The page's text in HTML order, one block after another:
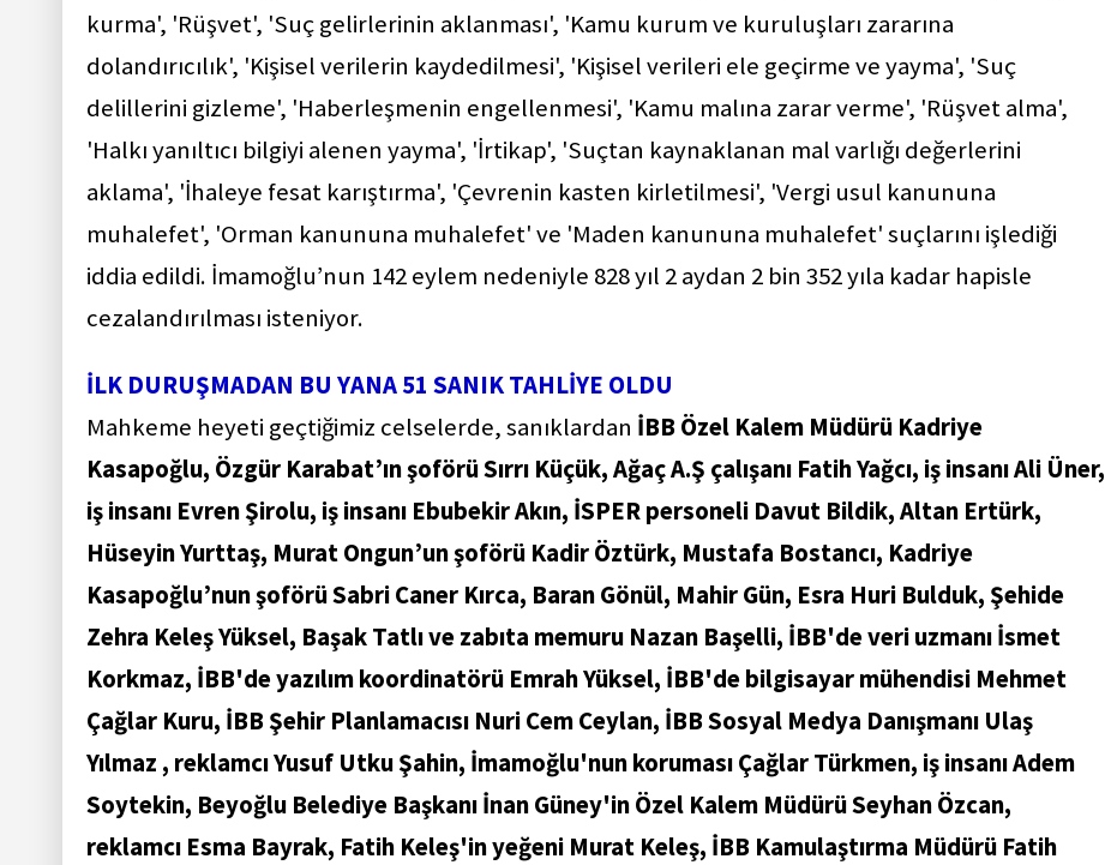
kurma', 'Rüşvet', 'Suç gelirlerinin aklanması', 'Kamu kurum ve kuruluşları zararına
dolandırıcılık', 'Kişisel verilerin kaydedilmesi', 'Kişisel verileri ele geçirme ve yayma', 'Suç
delillerini gizleme', 'Haberleşmenin engellenmesi', 'Kamu malına zarar verme', 'Rüşvet alma',
'Halkı yanıltıcı bilgiyi alenen yayma', 'İrtikap', 'Suçtan kaynaklanan mal varlığı değerlerini
aklama', 'İhaleye fesat karıştırma', 'Çevrenin kasten kirletilmesi', 'Vergi usul kanununa
muhalefet', 'Orman kanununa muhalefet' ve 'Maden kanununa muhalefet' suçlarını işlediği
iddia edildi. İmamoğlu’nun 142 eylem nedeniyle 828 yıl 2 aydan 2 bin 352 yıla kadar hapisle
cezalandırılması isteniyor.
İLK DURUŞMADAN BU YANA 51 SANIK TAHLİYE OLDU
Mahkeme heyeti geçtiğimiz celselerde, sanıklardan İBB Özel Kalem Müdürü Kadriye
Kasapoğlu, Özgür Karabat’ın şoförü Sırrı Küçük, Ağaç A.Ş çalışanı Fatih Yağcı, iş insanı Ali Üner,
iş insanı Evren Şirolu, iş insanı Ebubekir Akın, İSPER personeli Davut Bildik, Altan Ertürk,
Hüseyin Yurttaş, Murat Ongun’un şoförü Kadir Öztürk, Mustafa Bostancı, Kadriye
Kasapoğlu’nun şoförü Sabri Caner Kırca, Baran Gönül, Mahir Gün, Esra Huri Bulduk, Şehide
Zehra Keleş Yüksel, Başak Tatlı ve zabıta memuru Nazan Başelli, İBB'de veri uzmanı İsmet
Korkmaz, İBB'de yazılım koordinatörü Emrah Yüksel, İBB'de bilgisayar mühendisi Mehmet
Çağlar Kuru, İBB Şehir Planlamacısı Nuri Cem Ceylan, İBB Sosyal Medya Danışmanı Ulaş
Yılmaz , reklamcı Yusuf Utku Şahin, İmamoğlu'nun koruması Çağlar Türkmen, iş insanı Adem
Soytekin, Beyoğlu Belediye Başkanı İnan Güney'in Özel Kalem Müdürü Seyhan Özcan,
reklamcı Esma Bayrak, Fatih Keleş'in yeğeni Murat Keleş, İBB Kamulaştırma Müdürü Fatih